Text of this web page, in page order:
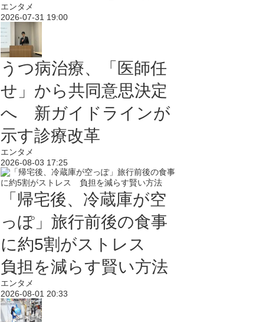
エンタメ
2026-07-31 19:00
うつ病治療、「医師任
せ」から共同意思決定
へ 新ガイドラインが
示す診療改革
エンタメ
2026-08-03 17:25
「帰宅後、冷蔵庫が空
っぽ」旅行前後の食事
に約5割がストレス
負担を減らす賢い方法
エンタメ
2026-08-01 20:33